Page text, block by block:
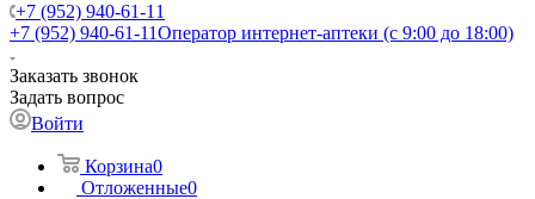
+7 (952) 940-61-11
+7 (952) 940-61-11Оператор интернет-аптеки (с 9:00 до 18:00)
Заказать звонок
Задать вопрос
Войти
Корзина0
Отложенные0